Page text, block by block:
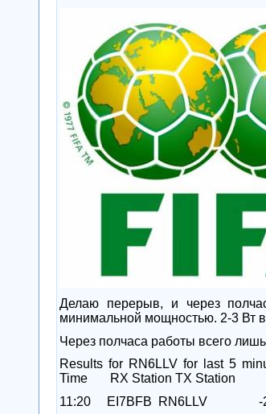
Делаю перерыв, и через
минимальной мощностью. 2-3 Вт
Через полчаса работы всего
Results for RN6LLV for last 5
Time
RX Station TX Station
11:20
EI7BFB RN6LLV -